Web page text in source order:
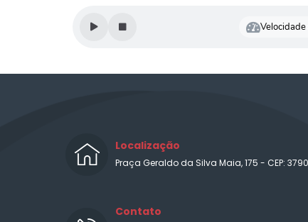
Localização
Praça Geraldo da Silva Maia, 175 - CEP:
Contato